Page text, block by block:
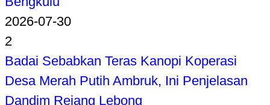
2026-07-30
2
Badai Sebabkan Teras Kanopi Koperasi
Desa Merah Putih Ambruk, Ini Penjelasan
Dandim Rejang Lebong